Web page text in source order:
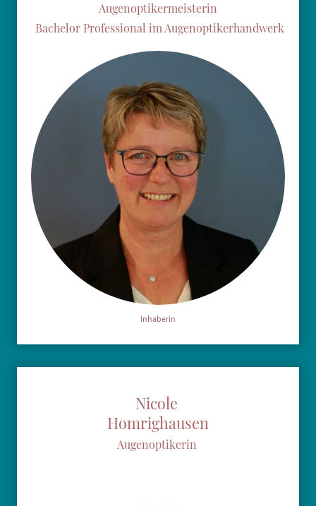
Augenoptikermeisterin
Bachelor Professional im Augenoptikerhandwerk
Inhaberin
Nicole
Homrighausen
Augenoptikerin